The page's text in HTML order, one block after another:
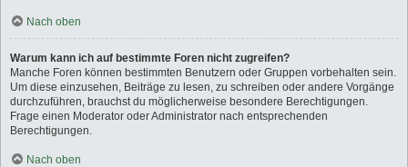
Nach oben
Warum kann ich auf bestimmte Foren nicht zugreifen?
Manche Foren können bestimmten Benutzern oder Gruppen vorbehalten sein.
Um diese einzusehen, Beiträge zu lesen, zu schreiben oder andere Vorgänge
durchzuführen, brauchst du möglicherweise besondere Berechtigungen.
Frage einen Moderator oder Administrator nach entsprechenden
Berechtigungen.
Nach oben